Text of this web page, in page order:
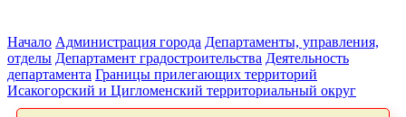
Начало Администрация города Департаменты, управления,
отделы Департамент градостроительства Деятельность
департамента Границы прилегающих территорий
Исакогорский и Цигломенский территориальный округ